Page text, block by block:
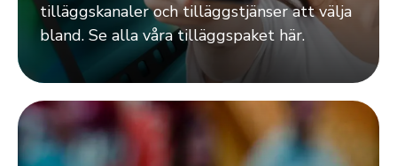
tilläggskanaler och tilläggstjänser att välja
bland. Se alla våra tilläggspaket här.